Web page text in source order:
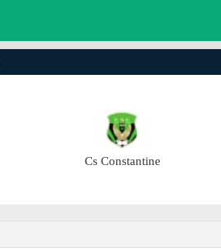
Cs Constantine